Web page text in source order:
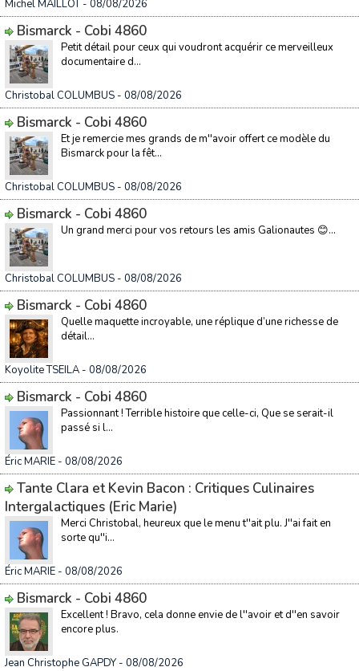
Michel MAILLOT - 08/08/2026
Bismarck - Cobi 4860
Petit détail pour ceux qui voudront acquérir ce merveilleux
documentaire d...
Christobal COLUMBUS - 08/08/2026
Bismarck - Cobi 4860
Et je remercie mes grands de m''avoir offert ce modèle du
Bismarck pour la fêt...
Christobal COLUMBUS - 08/08/2026
Bismarck - Cobi 4860
Un grand merci pour vos retours les amis Galionautes 😊...
Christobal COLUMBUS - 08/08/2026
Bismarck - Cobi 4860
Quelle maquette incroyable, une réplique d’une richesse de
détail...
Koyolite TSEILA - 08/08/2026
Bismarck - Cobi 4860
Passionnant ! Terrible histoire que celle-ci, Que se serait-il
passé si l...
Éric MARIE - 08/08/2026
Tante Clara et Kevin Bacon : Critiques Culinaires
Intergalactiques (Eric Marie)
Merci Christobal, heureux que le menu t''ait plu. J''ai fait en
sorte qu''i...
Éric MARIE - 08/08/2026
Bismarck - Cobi 4860
Excellent ! Bravo, cela donne envie de l''avoir et d''en savoir
encore plus.
Jean Christophe GAPDY - 08/08/2026